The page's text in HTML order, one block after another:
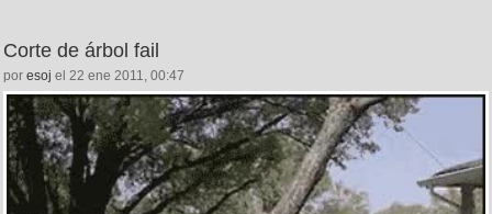
Corte de árbol fail
por esoj el 22 ene 2011, 00:47